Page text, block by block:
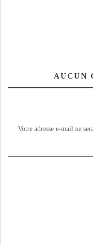
AUCUN
Votre adresse e-mail ne